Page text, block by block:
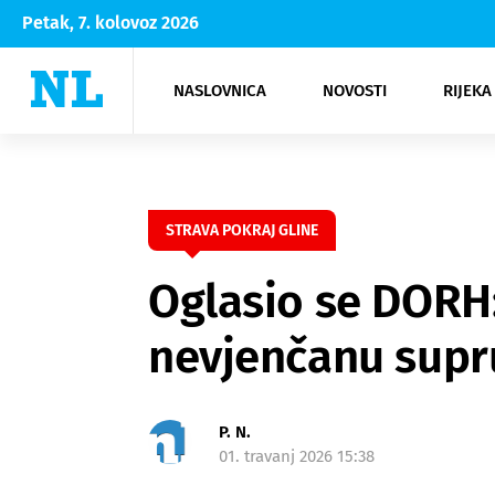
Petak, 7. kolovoz 2026
NASLOVNICA NOVOSTI
Rijeka Opatija
NK
Moda
Kultura
STRAVA POKRAJ GLINE
Oglasio se
nevjenčanu
P. N.
01. travanj 2026 15:38